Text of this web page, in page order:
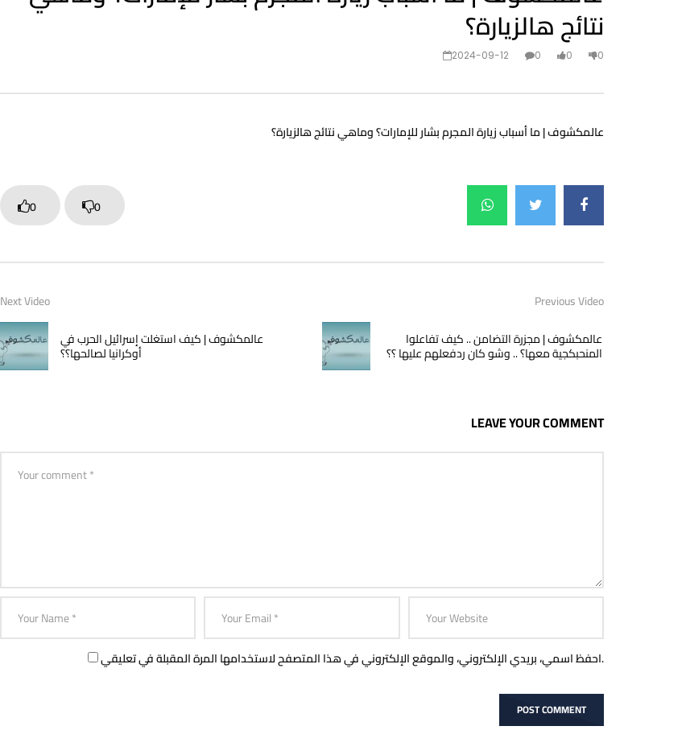
نتائج هالزيارة؟
2024-09-12 0 0 0
عالمكشوف | ما أسباب زيارة المجرم بشار للإمارات؟ وماهي نتائج هالزيارة؟
0 0
Previous Video
عالمكشوف | مجزرة التضامن .. كيف تفاعلوا
المنحبكجية معها؟ .. وشو كان ردفعلهم عليها ؟؟
Next Video
عالمكشوف | كيف استغلت إسرائيل الحرب في
أوكرانيا لصالحها؟؟
LEAVE YOUR COMMENT
احفظ اسمي، بريدي الإلكتروني، والموقع الإلكتروني في هذا المتصفح لاستخدامها المرة المقبلة في تعليقي.